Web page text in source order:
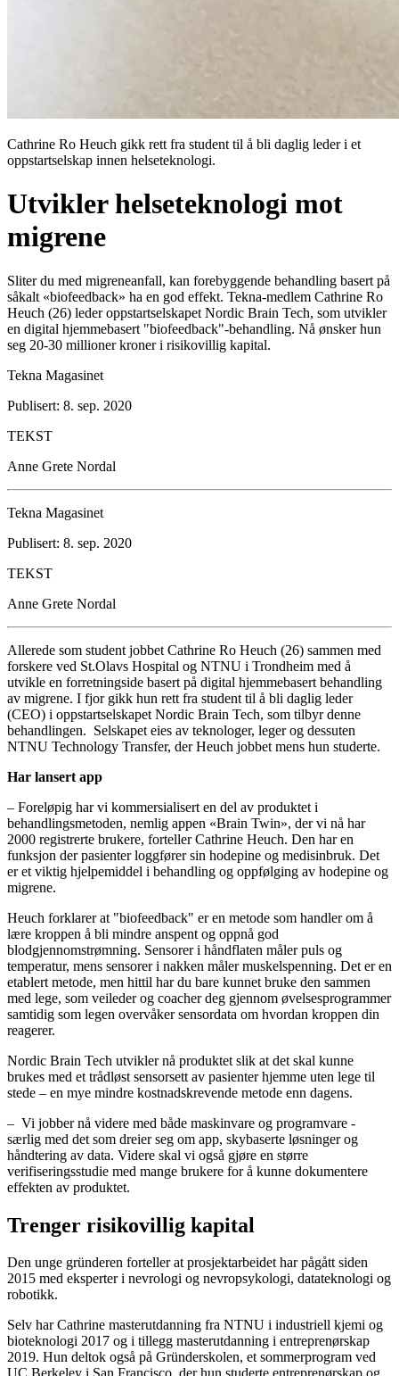
Cathrine Ro Heuch gikk rett fra student til å bli daglig leder i et
oppstartselskap innen helseteknologi.
Utvikler helseteknologi mot
migrene
Sliter du med migreneanfall, kan forebyggende behandling basert på
såkalt «biofeedback» ha en god effekt. Tekna-medlem Cathrine Ro
Heuch (26) leder oppstartselskapet Nordic Brain Tech, som utvikler
en digital hjemmebasert "biofeedback"-behandling. Nå ønsker hun
seg 20-30 millioner kroner i risikovillig kapital.
Tekna Magasinet
Publisert: 8. sep. 2020
TEKST
Anne Grete Nordal
Tekna Magasinet
Publisert: 8. sep. 2020
TEKST
Anne Grete Nordal
Allerede som student jobbet Cathrine Ro Heuch (26) sammen med
forskere ved St.Olavs Hospital og NTNU i Trondheim med å
utvikle en forretningside basert på digital hjemmebasert behandling
av migrene. I fjor gikk hun rett fra student til å bli daglig leder
(CEO) i oppstartselskapet Nordic Brain Tech, som tilbyr denne
behandlingen. Selskapet eies av teknologer, leger og dessuten
NTNU Technology Transfer, der Heuch jobbet mens hun studerte.
Har lansert app
– Foreløpig har vi kommersialisert en del av produktet i
behandlingsmetoden, nemlig appen «Brain Twin», der vi nå har
2000 registrerte brukere, forteller Cathrine Heuch. Den har en
funksjon der pasienter loggfører sin hodepine og medisinbruk. Det
er et viktig hjelpemiddel i behandling og oppfølging av hodepine og
migrene.
Heuch forklarer at "biofeedback" er en metode som handler om å
lære kroppen å bli mindre anspent og oppnå god
blodgjennomstrømning. Sensorer i håndflaten måler puls og
temperatur, mens sensorer i nakken måler muskelspenning. Det er en
etablert metode, men hittil har du bare kunnet bruke den sammen
med lege, som veileder og coacher deg gjennom øvelsesprogrammer
samtidig som legen overvåker sensordata om hvordan kroppen din
reagerer.
Nordic Brain Tech utvikler nå produktet slik at det skal kunne
brukes med et trådløst sensorsett av pasienter hjemme uten lege til
stede – en mye mindre kostnadskrevende metode enn dagens.
– Vi jobber nå videre med både maskinvare og programvare -
særlig med det som dreier seg om app, skybaserte løsninger og
håndtering av data. Videre skal vi også gjøre en større
verifiseringsstudie med mange brukere for å kunne dokumentere
effekten av produktet.
Trenger risikovillig kapital
Den unge gründeren forteller at prosjektarbeidet har pågått siden
2015 med eksperter i nevrologi og nevropsykologi, datateknologi og
robotikk.
Selv har Cathrine masterutdanning fra NTNU i industriell kjemi og
bioteknologi 2017 og i tillegg masterutdanning i entreprenørskap
2019. Hun deltok også på Gründerskolen, et sommerprogram ved